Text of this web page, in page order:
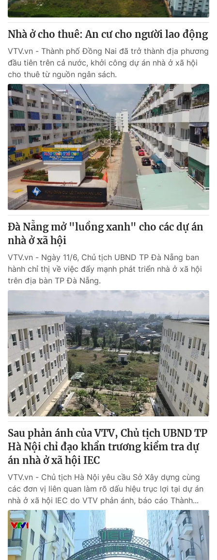
Nhà ở cho thuê: An cư cho người lao động
VTV.vn - Thành phố Đồng Nai đã trở thành địa phương
đầu tiên trên cả nước, khởi công dự án nhà ở xã hội
cho thuê từ nguồn ngân sách.
Đà Nẵng mở "luồng xanh" cho các dự án
nhà ở xã hội
VTV.vn - Ngày 11/6, Chủ tịch UBND TP Đà Nẵng ban
hành chỉ thị về việc đẩy mạnh phát triển nhà ở xã hội
trên địa bàn TP Đà Nẵng.
Sau phản ánh của VTV, Chủ tịch UBND TP
Hà Nội chỉ đạo khẩn trương kiểm tra dự
án nhà ở xã hội IEC
VTV.vn - Chủ tịch Hà Nội yêu cầu Sở Xây dựng cùng
các đơn vị liên quan làm rõ dấu hiệu trục lợi tại dự án
nhà ở xã hội IEC do VTV phản ánh, báo cáo Thành...